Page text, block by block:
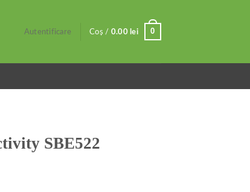
Autentificare Coș / 0.00 lei 0
SBE522